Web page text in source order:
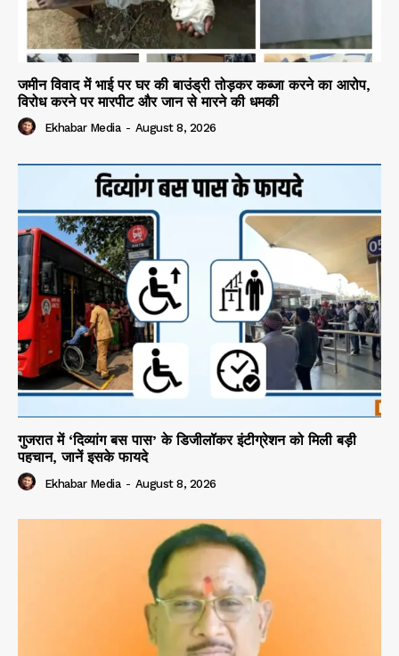
जमीन विवाद में भाई पर घर की बाउंड्री तोड़कर कब्जा करने का आरोप,
विरोध करने पर मारपीट और जान से मारने की धमकी
Ekhabar Media - August 8, 2026
गुजरात में ‘दिव्यांग बस पास’ के डिजीलॉकर इंटीग्रेशन को मिली बड़ी
पहचान, जानें इसके फायदे
Ekhabar Media - August 8, 2026